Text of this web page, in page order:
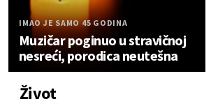
IMAO JE SAMO 45 GODINA
Muzičar poginuo u stravičnoj
nesreći, porodica neutešna
Život